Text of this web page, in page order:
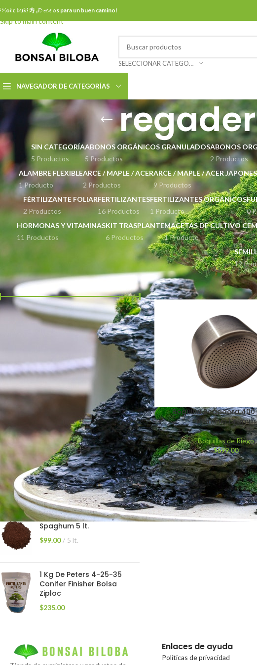
Skip to navigation
Skip to main content
Kotobuki 寿 ¡Deseos para un buen camino!
SELECCIONAR CATEGORÍA
NAVEGADOR DE CATEGORÍAS
SIN CATEGORÍA
5 Productos
ABONOS ORGÁNICOS GRANULADOS
5 Productos
ABONOS
2 Productos
ALAMBRE FLEXIBLE
1 Producto
ARCE / MAPLE / ACER
2 Productos
ARCE / MAPLE / ACER
9 Productos
FÉRTILIZANTE FOLIAR
2 Productos
FERTILIZANTES
16 Productos
FERTILIZANTES ORGÁNICOS
1 Producto
0
HORMONAS Y VITAMINAS
11 Productos
KIT TRASPLANTE
6 Productos
MACETAS DE CULTIVO
1 Producto
19
FILTER BY PRICE
FILTRAR
$690— $700
STOCK STATUS
En stock
TOP RATED PRODUCTS
Radix 1500 ácido Indol 3
Butirico 100 gr
$199.00
PEAT MOSS Turba de
Spaghum 5 lt.
$99.00 5 lt.
1 Kg De Peters 4-25-35
Conifer Finisher Bolsa
Ziploc
$235.00
Inicio Productos etiquetados
Boquilla Regadera 400
Aluminio Dramm
Boquillas de Riego
$699.00
Enlaces de ayuda
Políticas de privacidad